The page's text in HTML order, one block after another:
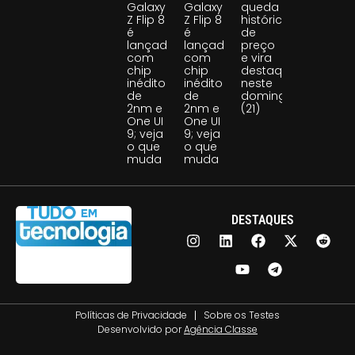
Galaxy
Z Flip 8
é
lançado
com
chip
inédito
de
2nm e
One UI
9; veja
o que
muda
Galaxy
Z Flip 8
é
lançado
com
chip
inédito
de
2nm e
One UI
9; veja
o que
muda
queda
histórica
de
preço
e vira
destaque
neste
domingo
(21)
DESTAQUES
Políticas de Privacidade
Sobre os Testes
Desenvolvido porAgência Classe